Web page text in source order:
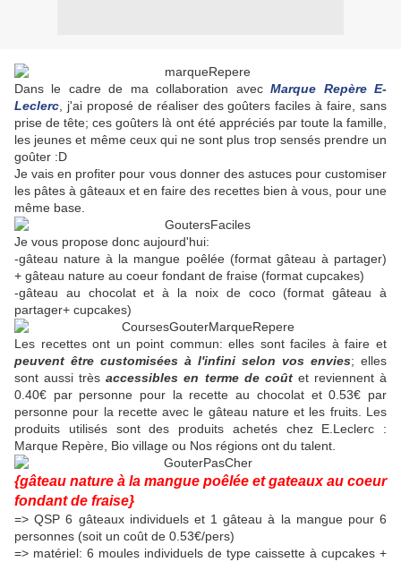
Dans le cadre de ma collaboration avecMarque Repère E-
Leclerc , j'ai proposé de réaliser des goûters faciles à faire, sans
prise de tête; ces goûters là ont été appréciés par toute la famille,
les jeunes et même ceux qui ne sont plus trop sensés prendre un
goûter :D
Je vais en profiter pour vous donner des astuces pour customiser
les pâtes à gâteaux et en faire des recettes bien à vous, pour une
même base.
Je vous propose donc aujourd'hui:
-gâteau nature à la mangue poêlée (format gâteau à partager)
+ gâteau nature au coeur fondant de fraise (format cupcakes)
-gâteau au chocolat et à la noix de coco (format gâteau à
partager+ cupcakes)
Les recettes ont un point commun: elles sont faciles à faire et
peuvent être customisées à l'infini selon vos envies; elles
sont aussi trèsaccessibles en terme de coûtet reviennent à
0.40€ par personne pour la recette au chocolat et 0.53€ par
personne pour la recette avec le gâteau nature et les fruits. Les
produits utilisés sont des produits achetés chez E.Leclerc :
Marque Repère, Bio village ou Nos régions ont du talent.
{gâteau nature à la mangue poêlée et gateaux au coeur
fondant de fraise}
=> QSP 6 gâteaux individuels et 1 gâteau à la mangue pour 6
personnes (soit un coût de 0.53€/pers)
=> matériel: 6 moules individuels de type caissette à cupcakes +